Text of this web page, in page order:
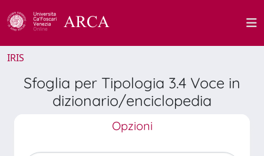
IRIS
Sfoglia per Tipologia 3.4 Voce in
dizionario/enciclopedia
Opzioni